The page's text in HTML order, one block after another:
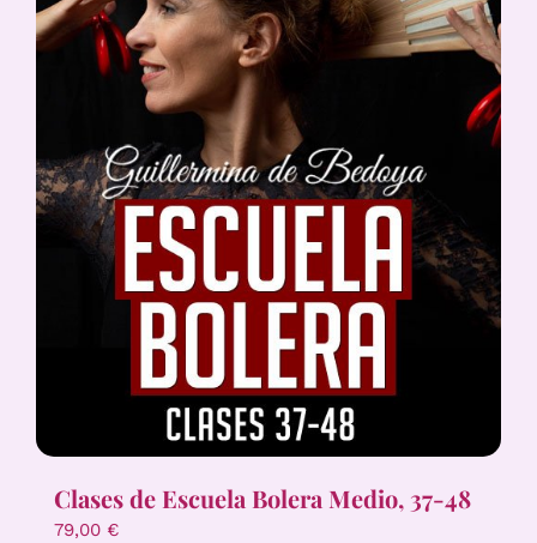
Clases de Escuela Bolera Medio, 37-48
79,00 €